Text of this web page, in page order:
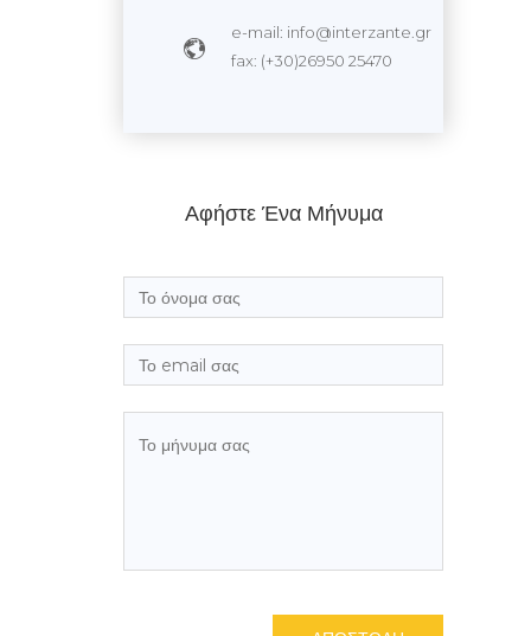
e-mail: info@interzante.gr
fax: (+30)26950 25470
Αφήστε Ένα Μήνυμα